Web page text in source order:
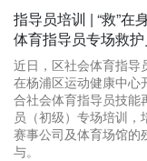
指导员培训 | “救”在
体育指导员专场救
近日，区社会体育指导
在杨浦区运动健康中心
合社会体育指导员技能
员（初级）专场培训
赛事公司及体育场馆的
与。